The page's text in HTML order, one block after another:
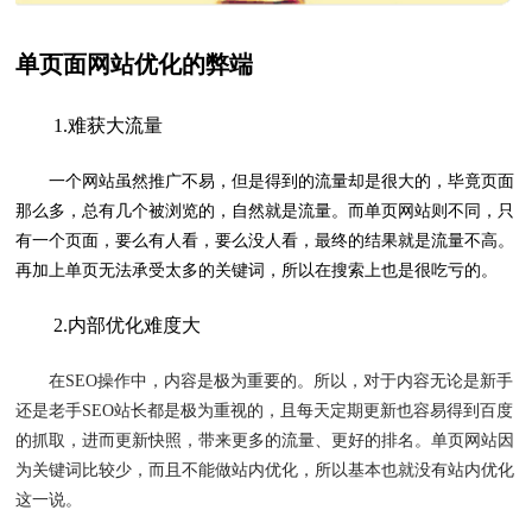
单页面网站优化的弊端
1.难获大流量
一个网站虽然推广不易，但是得到的流量却是很大的，毕竟页面
那么多，总有几个被浏览的，自然就是流量。而单页网站则不同，只
有一个页面，要么有人看，要么没人看，最终的结果就是流量不高。
再加上单页无法承受太多的关键词，所以在搜索上也是很吃亏的。
2.内部优化难度大
在SEO操作中，内容是极为重要的。所以，对于内容无论是新手
还是老手SEO站长都是极为重视的，且每天定期更新也容易得到百度
的抓取，进而更新快照，带来更多的流量、更好的排名。单页网站因
为关键词比较少，而且不能做站内优化，所以基本也就没有站内优化
这一说。